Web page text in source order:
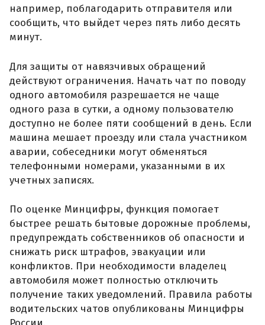
например, поблагодарить отправителя или
сообщить, что выйдет через пять либо десять
минут.
Для защиты от навязчивых обращений
действуют ограничения. Начать чат по поводу
одного автомобиля разрешается не чаще
одного раза в сутки, а одному пользователю
доступно не более пяти сообщений в день. Если
машина мешает проезду или стала участником
аварии, собеседники могут обменяться
телефонными номерами, указанными в их
учетных записях.
По оценке Минцифры, функция помогает
быстрее решать бытовые дорожные проблемы,
предупреждать собственников об опасности и
снижать риск штрафов, эвакуации или
конфликтов. При необходимости владелец
автомобиля может полностью отключить
получение таких уведомлений. Правила работы
водительских чатов опубликованы Минцифры